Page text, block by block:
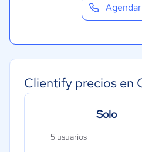
Clientify precios en
Solo
5 usuarios